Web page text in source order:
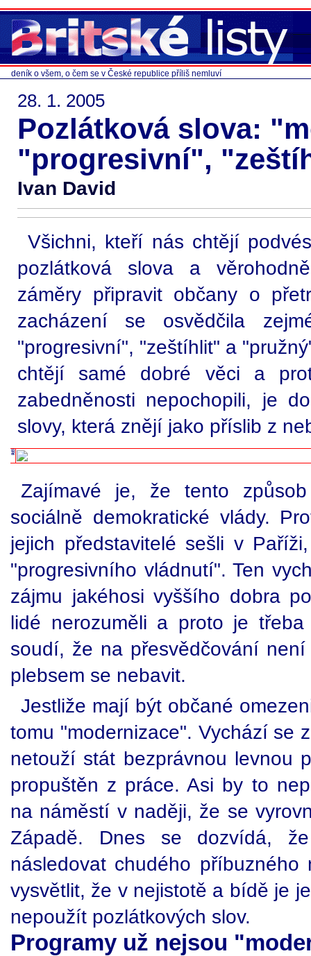
deník o všem, o čem se v České republice příliš nemluví
28. 1. 2005
Pozlátková slova:
"progresivní",
Ivan David
Všichni, kteří nás chtějí
pozlátková slova a
záměry připravit občany o
zacházení se osvědčila
"progresivní", "zeštíhlit" a
chtějí samé dobré věci a
zabedněnosti nepochopili, je
slovy, která znějí jako příslib z
Zajímavé je, že tento
sociálně demokratické vlády.
jejich představitelé sešli v
"progresivního vládnutí". Ten
zájmu jakéhosi vyššího dobra
lidé nerozuměli a proto je
soudí, že na přesvědčování
plebsem se nebavit.
Jestliže mají být občané
tomu "modernizace". Vychází se
netouží stát bezprávnou levnou
propuštěn z práce. Asi by to
na náměstí v naději, že se
Západě. Dnes se dozvídá,
následovat chudého
vysvětlit, že v nejistotě a bídě je
nepoužít pozlátkových slov.
Programy už nejsou